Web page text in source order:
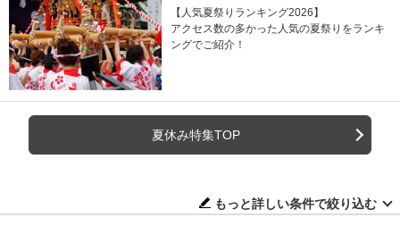
【人気夏祭りランキング2026】
アクセス数の多かった人気の夏祭りをランキ
ングでご紹介！
夏休み特集TOP
もっと詳しい条件で絞り込む